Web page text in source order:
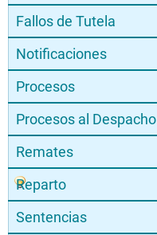
Fallos de Tutela
Notificaciones
Procesos
Procesos al Despacho
Remates
Reparto
Sentencias